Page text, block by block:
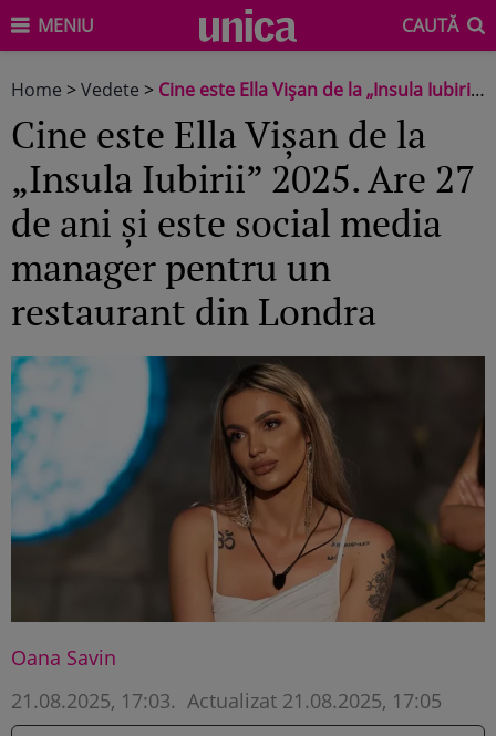
MENIU CAUTĂ
Home >Vedete > Cine este Ella Vișan de la „Insula Iubirii” 2025. Are 27 de ani și este social media manager pentru un restaurant din Londra
Cine este Ella Vișan de la
„Insula Iubirii” 2025. Are 27
de ani și este social media
manager pentru un
restaurant din Londra
Oana Savin
21.08.2025, 17:03. Actualizat 21.08.2025, 17:05